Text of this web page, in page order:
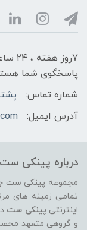
پاسخگوی شما
شماره تماس:
پشتیبانی ۲۴
آدرس ایمیل:
درباره پینکی ست
مجموعه پینکی ست
تمامی زمینه های
اینترنتی پینکی ست
و گروهی متعهد